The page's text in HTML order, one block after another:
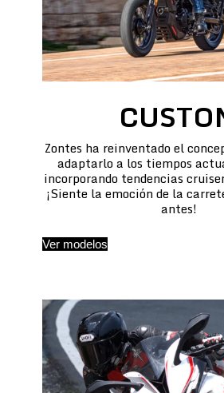
Zontes ha reinventado el
adaptarlo a los tiempos
incorporando tendencias
¡Siente la emoción de la
antes!
Ver modelos